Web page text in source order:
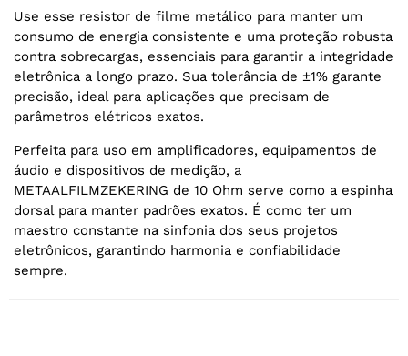
Use esse resistor de filme metálico para manter um
consumo de energia consistente e uma proteção robusta
contra sobrecargas, essenciais para garantir a integridade
eletrônica a longo prazo. Sua tolerância de ±1% garante
precisão, ideal para aplicações que precisam de
parâmetros elétricos exatos.
Perfeita para uso em amplificadores, equipamentos de
áudio e dispositivos de medição, a
METAALFILMZEKERING de 10 Ohm serve como a espinha
dorsal para manter padrões exatos. É como ter um
maestro constante na sinfonia dos seus projetos
eletrônicos, garantindo harmonia e confiabilidade
sempre.